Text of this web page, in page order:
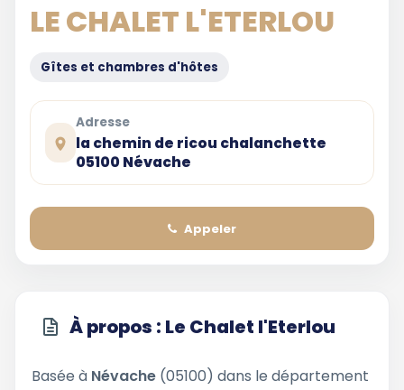
LE CHALET L'ETERLOU
Gîtes et chambres d'hôtes
Adresse
la chemin de ricou chalanchette
05100 Névache
Appeler
À propos : Le Chalet l'Eterlou
Basée à Névache (05100) dans le département